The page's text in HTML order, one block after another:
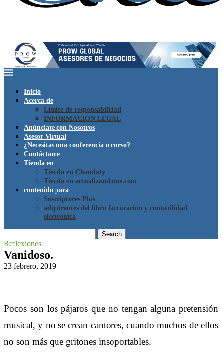
Inicio
Acerca de
Limite de responsabilidad
INFORMACION LEGAL
Anúnciate con Nosotros
Asesor Virtual
¿Necesitas una conferencia o curso?
Contáctame
Tienda en
Tienda en Chamlaty
Tienda en actualizandome.com
contenido para
Suscriptores Plus
adquirentes del libro facturacion y contabilidad
electronica
Search
Reflexiones
Vanidoso.
23 febrero, 2019
Pocos son los pájaros que no tengan alguna pretensión
musical, y no se crean cantores, cuando muchos de ellos
no son más que gritones insoportables.